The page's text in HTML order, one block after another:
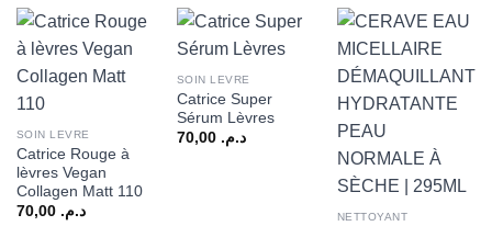
SOIN LEVRE
Catrice Rouge à
lèvres Vegan
Collagen Matt 110
د.م. 70,00
SOIN LEVRE
Catrice Super
Sérum Lèvres
د.م. 70,00
NETTOYANT